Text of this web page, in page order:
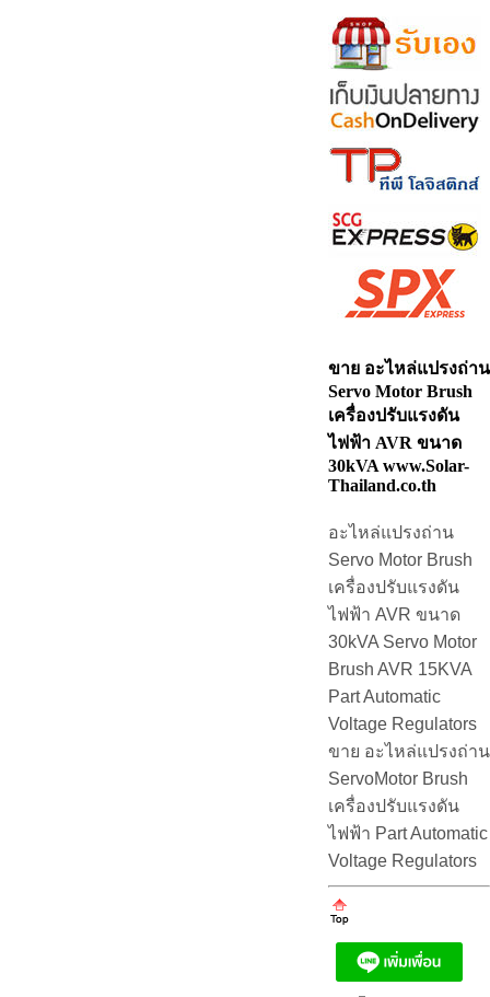
ขาย อะไหล่แปรงถ่าน
Servo Motor Brush
เครื่องปรับแรงดัน
ไฟฟ้า AVR ขนาด
30kVA www.Solar-
Thailand.co.th
อะไหล่แปรงถ่าน
Servo Motor Brush
เครื่องปรับแรงดัน
ไฟฟ้า AVR ขนาด
30kVA Servo Motor
Brush AVR 15KVA
Part Automatic
Voltage Regulators
ขาย อะไหล่แปรงถ่าน
ServoMotor Brush
เครื่องปรับแรงดัน
ไฟฟ้า Part Automatic
Voltage Regulators